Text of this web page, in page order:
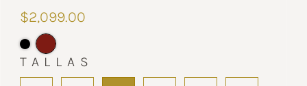
TALLAS
$2,099.00